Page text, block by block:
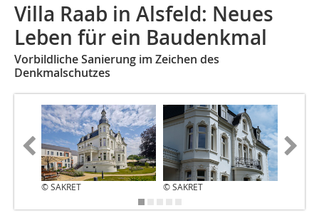
Villa Raab in Alsfeld: Neues
Leben für ein Baudenkmal
Vorbildliche Sanierung im Zeichen des
Denkmalschutzes
© SAKRET © SAKRET